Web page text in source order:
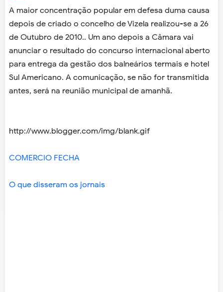
A maior concentração popular em defesa duma causa
depois de criado o concelho de Vizela realizou-se a 26
de Outubro de 2010.. Um ano depois a Câmara vai
anunciar o resultado do concurso internacional aberto
para entrega da gestão dos balneários termais e hotel
Sul Americano. A comunicação, se não for transmitida
antes, será na reunião municipal de amanhã.
http://www.blogger.com/img/blank.gif
COMERCIO FECHA
O que disseram os jornais